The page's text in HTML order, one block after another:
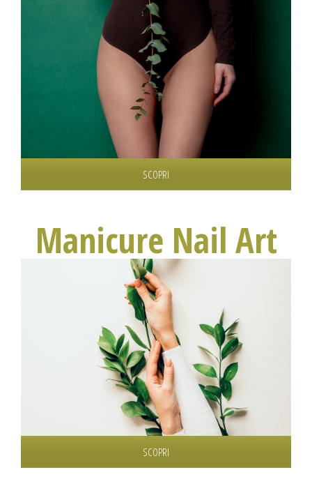
I trattamenti CORPO sono il nostro forte: disponiamo di
tecnologie all’avanguadia per cavitazione, radiofrequenza,
ultrasuoni e vacuum ma anche massaggi.
SCOPRI
Manicure Nail Art
Disponiamo di una sala manicure con due postazioni, siamo
specializzati in manicure e nail art.
SCOPRI